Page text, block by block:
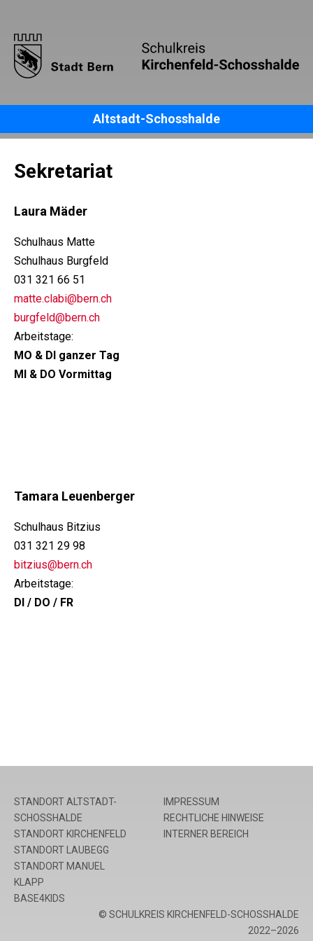
Altstadt-Schosshalde
Sekretariat
Laura Mäder
Schulhaus Matte
Schulhaus Burgfeld
031 321 66 51
matte.clabi@bern.ch
burgfeld@bern.ch
Arbeitstage:
MO & DI ganzer Tag
MI & DO Vormittag
Tamara Leuenberger
Schulhaus Bitzius
031 321 29 98
bitzius@bern.ch
Arbeitstage:
DI / DO / FR
STANDORT ALTSTADT-
SCHOSSHALDE
STANDORT KIRCHENFELD
STANDORT LAUBEGG
STANDORT MANUEL
IMPRESSUM
RECHTLICHE HINWEISE
INTERNER BEREICH
KLAPP
BASE4KIDS
© SCHULKREIS KIRCHENFELD-SCHOSSHALDE
2022–2026